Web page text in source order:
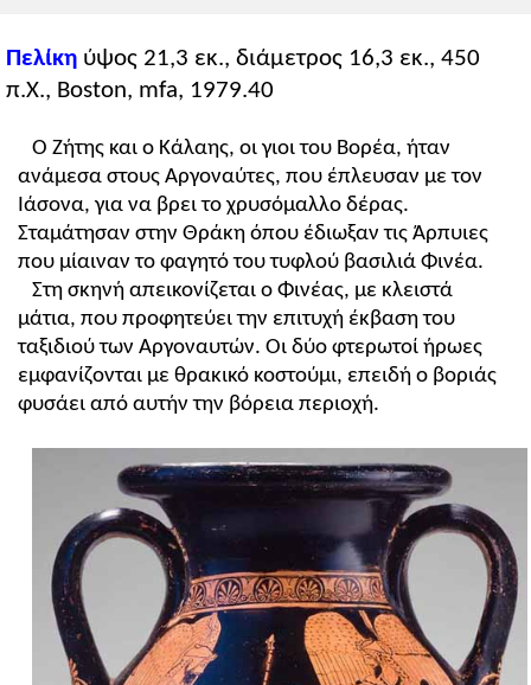
Πελίκη ύψος 21,3 εκ., διάμετρος 16,3 εκ., 450
π.Χ., Boston, mfa, 1979.40
Ο Ζήτης και ο Κάλαης, οι γιοι του Βορέα, ήταν
ανάμεσα στους Αργοναύτες, που έπλευσαν με τον
Ιάσονα, για να βρει το χρυσόμαλλο δέρας.
Σταμάτησαν στην Θράκη όπου έδιωξαν τις Άρπυιες
που μίαιναν το φαγητό του τυφλού βασιλιά Φινέα.
Στη σκηνή απεικονίζεται ο Φινέας, με κλειστά
μάτια, που προφητεύει την επιτυχή έκβαση του
ταξιδιού των Αργοναυτών. Οι δύο φτερωτοί ήρωες
εμφανίζονται με θρακικό κοστούμι, επειδή ο βοριάς
φυσάει από αυτήν την βόρεια περιοχή.